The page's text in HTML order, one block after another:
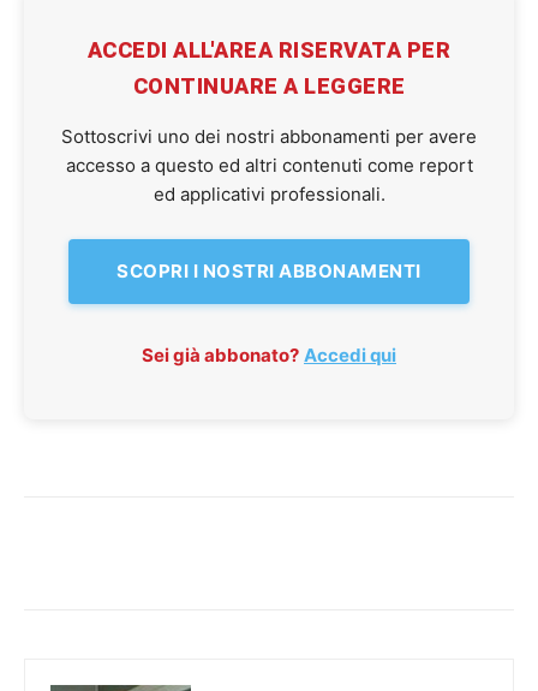
ACCEDI ALL'AREA RISERVATA PER
CONTINUARE A LEGGERE
Sottoscrivi uno dei nostri abbonamenti per avere
accesso a questo ed altri contenuti come report
ed applicativi professionali.
SCOPRI I NOSTRI ABBONAMENTI
Sei già abbonato? Accedi qui